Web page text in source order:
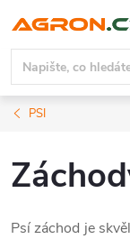
na
obsah
PSI
Psí záchod je